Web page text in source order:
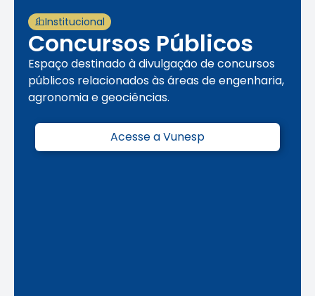
Institucional
Concursos Públicos
Espaço destinado à divulgação de concursos
públicos relacionados às áreas de engenharia,
agronomia e geociências.
Acesse a Vunesp